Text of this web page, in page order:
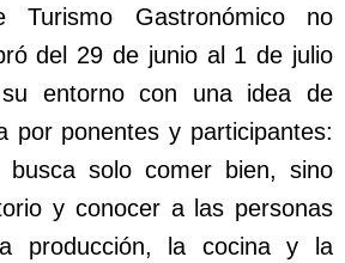
Turismo Gastronómico no
del 29 de junio al 1 de julio
entorno con una idea de
por ponentes y participantes:
solo comer bien, sino
y conocer a las personas
producción, la cocina y la